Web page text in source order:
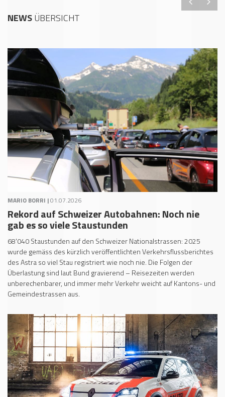
NEWSÜBERSICHT
MARIO BORRI |01.07.2026
Rekord auf Schweizer Autobahnen: Noch nie
gab es so viele Staustunden
68'040 Staustunden auf den Schweizer Nationalstrassen: 2025
wurde gemäss des kürzlich veröffentlichten Verkehrsflussberichtes
des Astra so viel Stau registriert wie noch nie. Die Folgen der
Überlastung sind laut Bund gravierend – Reisezeiten werden
unberechenbarer, und immer mehr Verkehr weicht auf Kantons- und
Gemeindestrassen aus.